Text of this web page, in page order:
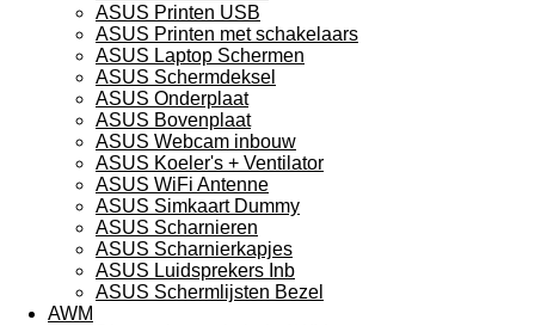
ASUS Printen USB
ASUS Printen met schakelaars
ASUS Laptop Schermen
ASUS Schermdeksel
ASUS Onderplaat
ASUS Bovenplaat
ASUS Webcam inbouw
ASUS Koeler's + Ventilator
ASUS WiFi Antenne
ASUS Simkaart Dummy
ASUS Scharnieren
ASUS Scharnierkapjes
ASUS Luidsprekers Inb
ASUS Schermlijsten Bezel
AWM